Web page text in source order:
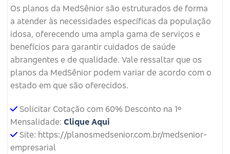
Os planos da MedSênior são estruturados de forma
a atender às necessidades específicas da população
idosa, oferecendo uma ampla gama de serviços e
benefícios para garantir cuidados de saúde
abrangentes e de qualidade. Vale ressaltar que os
planos da MedSênior podem variar de acordo com o
estado em que são oferecidos.
Solicitar Cotação com 60% Desconto na 1º
Mensalidade: Clique Aqui
Site: https://planosmedsenior.com.br/medsenior-
empresarial